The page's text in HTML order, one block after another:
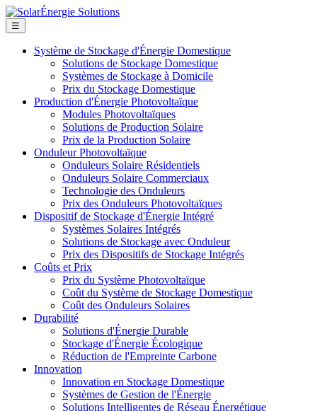
☰
Système de Stockage d'Énergie Domestique
Solutions de Stockage Domestique
Systèmes de Stockage à Domicile
Prix du Stockage Domestique
Production d'Énergie Photovoltaïque
Modules Photovoltaïques
Solutions de Production Solaire
Prix de la Production Solaire
Onduleur Photovoltaïque
Onduleurs Solaire Résidentiels
Onduleurs Solaire Commerciaux
Technologie des Onduleurs
Prix des Onduleurs Photovoltaïques
Dispositif de Stockage d'Énergie Intégré
Systèmes Solaires Intégrés
Solutions de Stockage avec Onduleur
Prix des Dispositifs de Stockage Intégrés
Coûts et Prix
Prix du Système Photovoltaïque
Coût du Système de Stockage Domestique
Coût des Onduleurs Solaires
Durabilité
Solutions d'Énergie Durable
Stockage d'Énergie Écologique
Réduction de l'Empreinte Carbone
Innovation
Innovation en Stockage Domestique
Systèmes de Gestion de l'Énergie
Solutions Intelligentes de Réseau Énergétique